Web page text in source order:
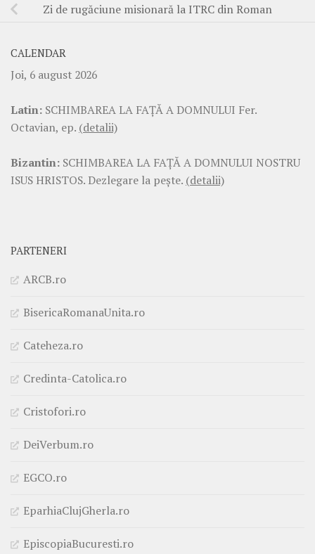
Zi de rugăciune misionară la ITRC din Roman
CALENDAR
Joi, 6 august 2026
Latin: SCHIMBAREA LA FAŢĂ A DOMNULUI Fer.
Octavian, ep. (detalii)
Bizantin: SCHIMBAREA LA FAŢĂ A DOMNULUI NOSTRU
ISUS HRISTOS. Dezlegare la pește. (detalii)
PARTENERI
ARCB.ro
BisericaRomanaUnita.ro
Cateheza.ro
Credinta-Catolica.ro
Cristofori.ro
DeiVerbum.ro
EGCO.ro
EparhiaClujGherla.ro
EpiscopiaBucuresti.ro